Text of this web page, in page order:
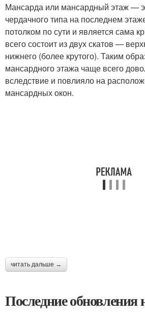
Мансарда или мансардный этаж —
чердачного типа на последнем
потолком по сути и является сама
всего состоит из двух скатов —
нижнего (более крутого). Таким
мансардного этажа чаще всего
вследствие и повлияло на
мансардных окон.
читать дальше →
Последние обновления